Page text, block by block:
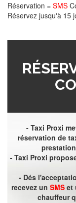
Réservation = SMS
Réservez jusqu'à 15
- Taxi Proxi
réservation de
- Taxi Proxi
- Dés
recevez un SMSet
chauffeur